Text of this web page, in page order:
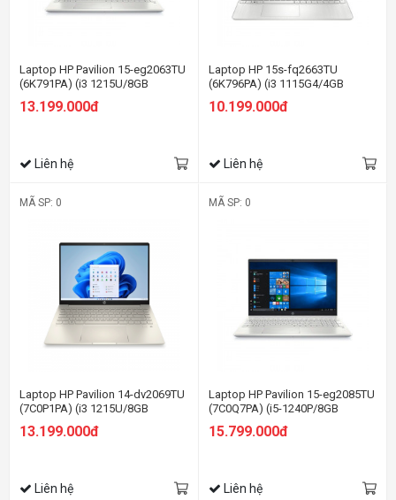
Laptop HP Pavilion 15-eg2063TU
(6K791PA) (i3 1215U/8GB
FHD/Win11/Bạc)
13.199.000đ
Liên hệ
Laptop HP 15s-fq2663TU
(6K796PA) (i3 1115G4/4GB
HD/Win11/Bạc)
10.199.000đ
Liên hệ
MÃ SP: 0
Laptop HP Pavilion 14-dv2069TU
(7C0P1PA) (i3 1215U/8GB
RAM/256GB SSD/14
FHD/Win11/Vàng)
13.199.000đ
Liên hệ
MÃ SP: 0
Laptop HP Pavilion 15-eg2085TU
(7C0Q7PA) (i5-1240P/8GB
RAM/256GB SSD/15.6
FHD/Win11/Bạc)
15.799.000đ
Liên hệ